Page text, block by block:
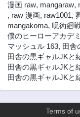
第11.1話
1年前
第10.1話
1年前
第9.1話
1年前
漫画 raw, mangaraw,
, raw 漫画, raw1001,
mangakoma, 呪術廻
僕のヒーローアカデ
マッシュル 163, 田舎
田舎の黒ギャルJKと
田舎の黒ギャルJKと
田舎の黒ギャルJKと
Terms of